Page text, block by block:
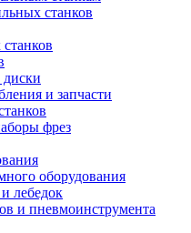
станков
и запчасти
фрез
оборудования
лебедок
и пневмоинструмента